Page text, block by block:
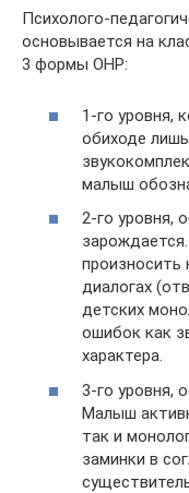
Психолого-
основывается на
3 формы ОНР:
1-го уровня,
обиходе
малыш
2-го уровня,
произносить
диалогах
детских
ошибок как
характера.
3-го уровня,
Малыш
так и
заминки в